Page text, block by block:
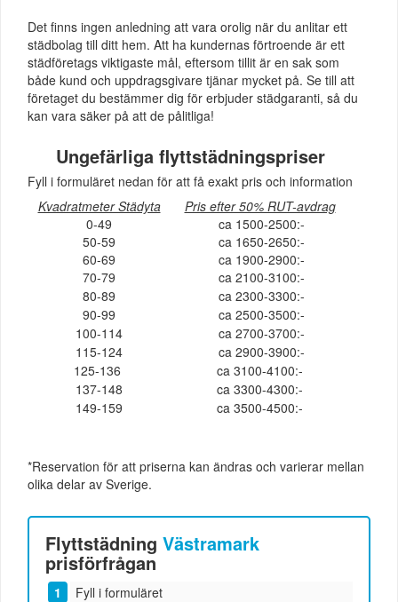
Det finns ingen anledning att vara orolig när du anlitar ett
städbolag till ditt hem. Att ha kundernas förtroende är ett
städföretags viktigaste mål, eftersom tillit är en sak som
både kund och uppdragsgivare tjänar mycket på. Se till att
företaget du bestämmer dig för erbjuder städgaranti, så du
kan vara säker på att de pålitliga!
Ungefärliga flyttstädningspriser
Fyll i formuläret nedan för att få exakt pris och information
Kvadratmeter Städyta
Pris efter 50% RUT-avdrag
0-49
ca 1500-2500:-
50-59
ca 1650-2650:-
60-69
ca 1900-2900:-
70-79
ca 2100-3100:-
80-89
ca 2300-3300:-
90-99
ca 2500-3500:-
100-114
ca 2700-3700:-
115-124
ca 2900-3900:-
125-136
ca 3100-4100:-
137-148
ca 3300-4300:-
149-159
ca 3500-4500:-
*Reservation för att priserna kan ändras och varierar mellan
olika delar av Sverige.
FlyttstädningVästramark
prisförfrågan
Fyll i formuläret